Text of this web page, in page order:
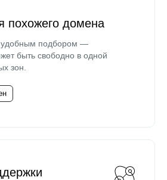
похожего домена
удобным подбором —
быть свободно в одной
зон.